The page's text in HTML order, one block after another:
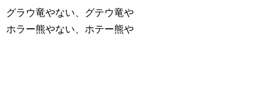
グラウ竜やない、グテウ竜や
ホラー熊やない、ホテー熊や